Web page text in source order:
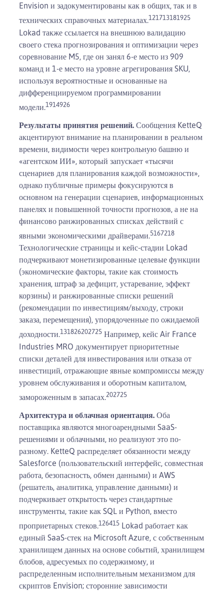
Envision и задокументированы как в общих, так и в
технических справочных материалах.121713181925
Lokad также ссылается на внешнюю валидацию
своего стека прогнозирования и оптимизации через
соревнование M5, где он занял 6-е место из 909
команд и 1-е место на уровне агрегирования SKU,
используя вероятностные и основанные на
дифференциируемом программировании
модели.1914926
Результаты принятия решений. Сообщения KetteQ
акцентируют внимание на планировании в реальном
времени, видимости через контрольную башню и
«агентском ИИ», который запускает «тысячи
сценариев для планирования каждой возможности»,
однако публичные примеры фокусируются в
основном на генерации сценариев, информационных
панелях и повышенной точности прогнозов, а не на
финансово ранжированных списках действий с
явными экономическими драйверами.5167218
Технологические страницы и кейс-стадии Lokad
подчеркивают монетизированные целевые функции
(экономические факторы, такие как стоимость
хранения, штраф за дефицит, устаревание, эффект
корзины) и ранжированные списки решений
(рекомендации по инвестициям/выходу, строки
заказа, перемещения), упорядоченные по ожидаемой
доходности.131826202725 Например, кейс Air France
Industries MRO документирует приоритетные
списки деталей для инвестирования или отказа от
инвестиций, отражающие явные компромиссы между
уровнем обслуживания и оборотным капиталом,
замороженным в запасах.202725
Архитектура и облачная ориентация. Оба
поставщика являются многоарендными SaaS-
решениями и облачными, но реализуют это по-
разному. KetteQ распределяет обязанности между
Salesforce (пользовательский интерфейс, совместная
работа, безопасность, обмен данными) и AWS
(решатель, аналитика, управление данными) и
подчеркивает открытость через стандартные
инструменты, такие как SQL и Python, вместо
проприетарных стеков.126415 Lokad работает как
единый SaaS-стек на Microsoft Azure, с собственным
хранилищем данных на основе событий, хранилищем
блобов, адресуемых по содержимому, и
распределенным исполнительным механизмом для
скриптов Envision; сторонние зависимости